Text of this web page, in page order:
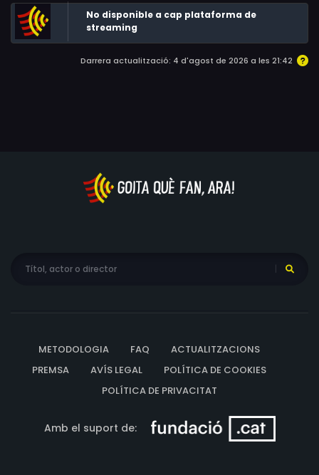
adquirida per la ciutat el 1997.No disponible a cap plataforma de
streaming
Darrera actualització: 4 d'agost de 2026 a les 21:42
METODOLOGIA FAQ
ACTUALITZACIONS
PREMSA
AVÍS LEGAL
POLÍTICA DE COOKIES
POLÍTICA DE PRIVACITAT
Amb el suport de: